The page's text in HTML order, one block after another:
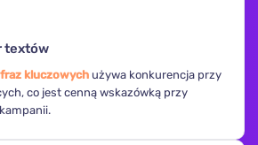
textów
fraz kluczowych używa konkurencja przy
co jest cenną wskazówką przy